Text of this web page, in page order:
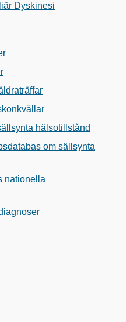
Dyskinesi
hälsotillstånd
om sällsynta
nationella